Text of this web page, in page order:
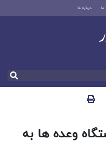
ما درباره ما
وعده ها به